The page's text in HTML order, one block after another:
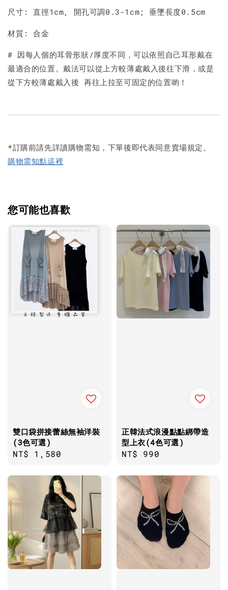
尺寸: 直徑1cm, 開孔可調0.3-1cm; 垂墜長度0.5cm
材質: 合金
# 因每人個的耳骨形狀/厚度不同，可以依照自己耳形戴在
最適合的位置。戴法可以從上方較薄處戴入後往下滑，或是
從下方較薄處戴入後 再往上拉至可固定的位置喲！
*訂購前請先詳讀購物需知，下單後即代表同意賣場規定。
購物需知點這裡
您可能也喜歡
雙口袋拼接蕾絲無袖洋裝
(3色可選)
Regular
NT$ 1,580
正韓法式浪漫點點綁帶造
型上衣(4色可選)
Regular
NT$ 990